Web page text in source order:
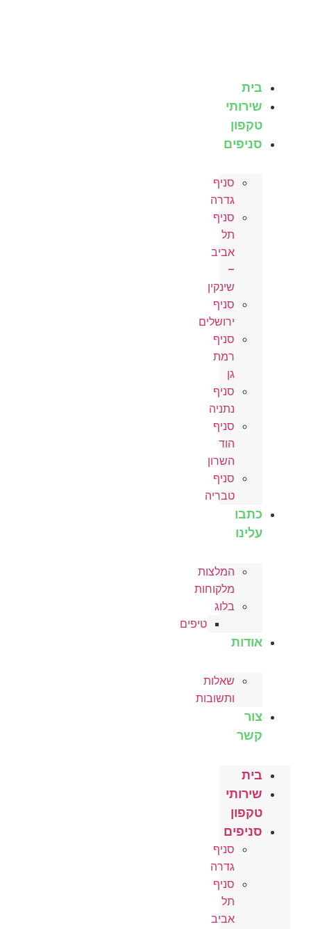
בית
שירותי
טקפון
סניפים
סניף
גדרה
סניף
אביב
שינקין
סניף
ירושלים
סניף
סניף
נתניה
סניף
השרון
סניף
טבריה
כתבו
עלינו
המלצות
מלקוחות
בלוג
טיפים
אודות
שאלות
ותשובות
צור
קשר
בית
שירותי
טקפון
סניפים
סניף
גדרה
סניף
אביב